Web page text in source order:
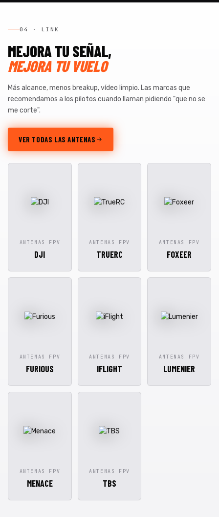
04 · LINK
MEJORA TU SEÑAL,
MEJORA TU VUELO
Más alcance, menos breakup, vídeo limpio. Las marcas que
recomendamos a los pilotos cuando llaman pidiendo "que no se
me corte".
VER TODAS LAS ANTENAS
ANTENAS FPV
DJI
ANTENAS FPV
TRUERC
ANTENAS FPV
FOXEER
ANTENAS FPV
FURIOUS
ANTENAS FPV
IFLIGHT
ANTENAS FPV
LUMENIER
ANTENAS FPV
MENACE
ANTENAS FPV
TBS